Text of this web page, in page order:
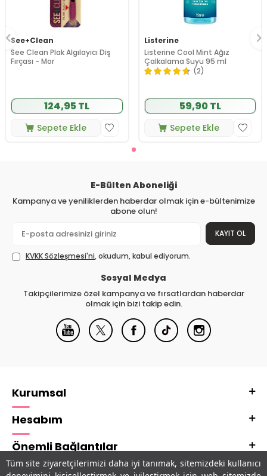
Tüm site ziyaretçilerimizi daha iyi tanımak, sitemizdeki kullanıcı
See+Clean
See Clean Plak Algılayıcı Diş
Fırçası - Mor
124,95 TL
Sepete Ekle
Listerine
Listerine Cool Mint Ağız
Çalkalama Suyu 95 ml
(2)
59,90 TL
Sepete Ekle
E-Bülten Aboneliği
Kampanya ve yeniliklerden haberdar olmak için e-bültenimize
abone olun!
KAYIT OL
KVKK Sözleşmesi'ni, okudum, kabul ediyorum.
Sosyal Medya
Takipçilerimize özel kampanya ve fırsatlardan haberdar
olmak için bizi takip edin.
Kurumsal
Hesabım
Önemli Bağlantılar